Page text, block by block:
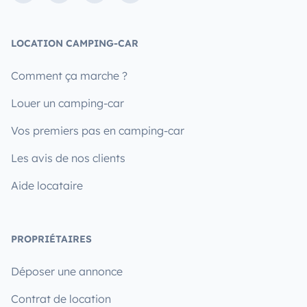
LOCATION CAMPING-CAR
Comment ça marche ?
Louer un camping-car
Vos premiers pas en camping-car
Les avis de nos clients
Aide locataire
PROPRIÉTAIRES
Déposer une annonce
Contrat de location